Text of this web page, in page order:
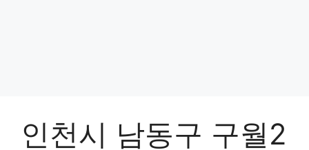
인천시 남동구 구월2